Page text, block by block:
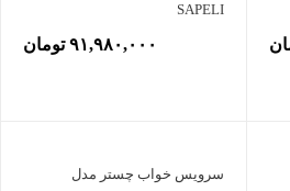
SAPELI
۹۱,۹۸۰,۰۰۰ تومان
سرویس خواب چستر مدل